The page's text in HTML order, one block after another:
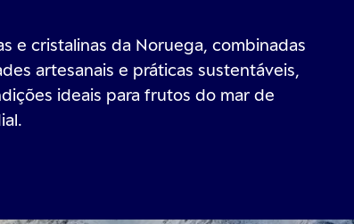
e cristalinas da Noruega, combinadas
artesanais e práticas sustentáveis,
ideais para frutos do mar de